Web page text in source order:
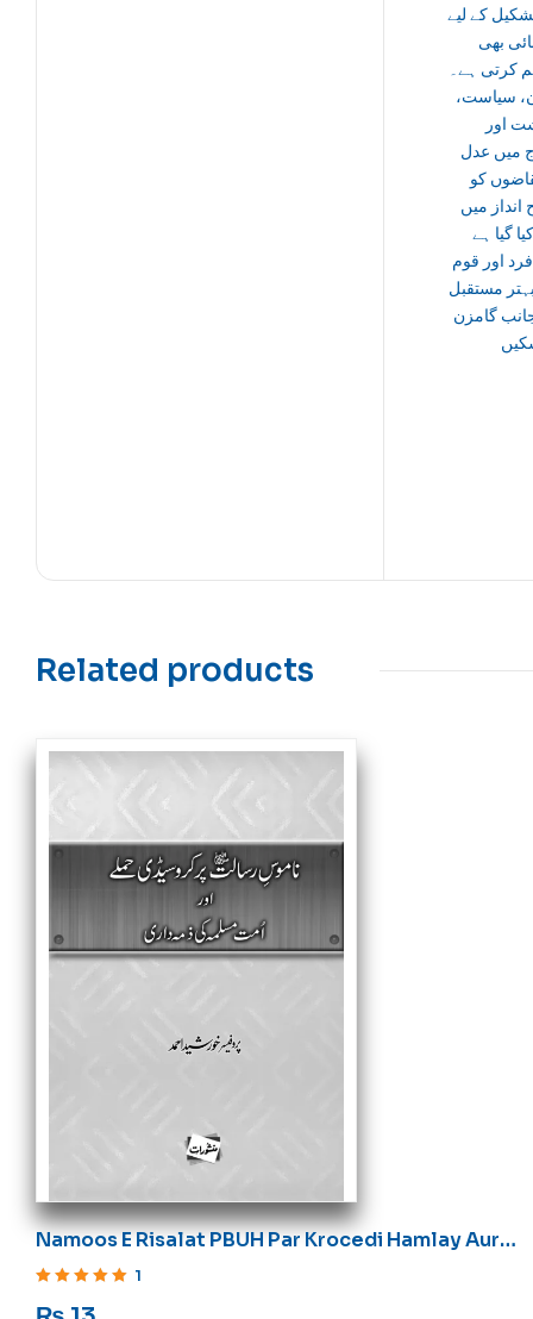
کے لیے
بھی
کرتی ہے۔
سیاست،
اور
میں عدل
کو
انداز میں
گیا ہے
اور قوم
مستقبل
گامزن
Related products
Namoos E Risalat PBUH Par Krocedi Hamlay Aur
Ummat E Muslima Ki Zimadari
1